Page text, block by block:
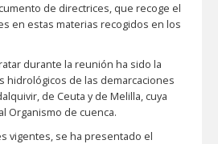
de directrices, que recoge el
en estas materias recogidos en los
durante la reunión ha sido la
hidrológicos de las demarcaciones
de Ceuta y de Melilla, cuya
Organismo de cuenca.
vigentes, se ha presentado el